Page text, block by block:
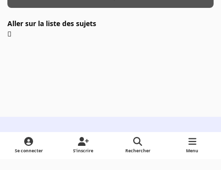
Aller sur la liste des sujets
Light ModeDark ModeSystem Preference
Se connecter S’inscrire Rechercher Menu